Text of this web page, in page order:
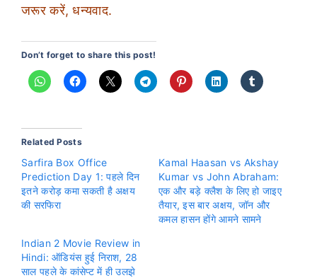
जरूर करें, धन्यवाद.
Don’t forget to share this post!
Related Posts
Sarfira Box Office
Prediction Day 1: पहले दिन
इतने करोड़ कमा सकती है अक्षय
की सरफिरा
Kamal Haasan vs Akshay
Kumar vs John Abraham:
एक और बड़े क्लैश के लिए हो जाइए
तैयार, इस बार अक्षय, जॉन और
कमल हासन होंगे आमने सामने
Indian 2 Movie Review in
Hindi: ऑडियंस हुई निराश, 28
साल पहले के कांसेप्ट में ही उलझे